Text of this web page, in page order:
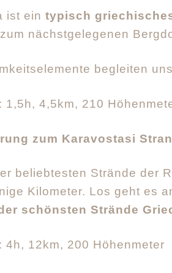
ist ein typisch
nächstgelegenen
begleiten
1,5h, 4,5km, 210
zum Karavostasi
beliebtesten Strände der
Kilometer. Los geht es
schönsten Strände
4h, 12km, 200 Höhenmeter